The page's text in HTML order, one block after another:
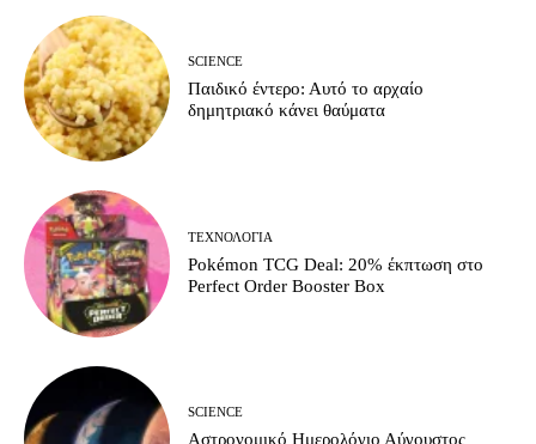
SCIENCE
Παιδικό έντερο: Αυτό το αρχαίο
δημητριακό κάνει θαύματα
ΤΕΧΝΟΛΟΓΊΑ
Pokémon TCG Deal: 20% έκπτωση στο
Perfect Order Booster Box
SCIENCE
Αστρονομικό Ημερολόγιο Αύγουστος